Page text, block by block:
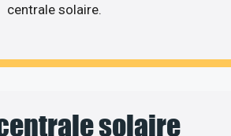
centrale solaire.
solaire